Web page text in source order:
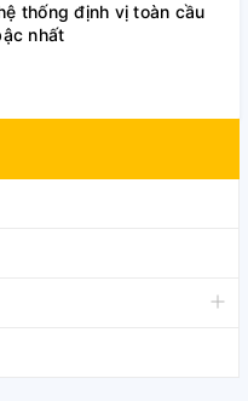
thống định vị toàn cầu
nhất